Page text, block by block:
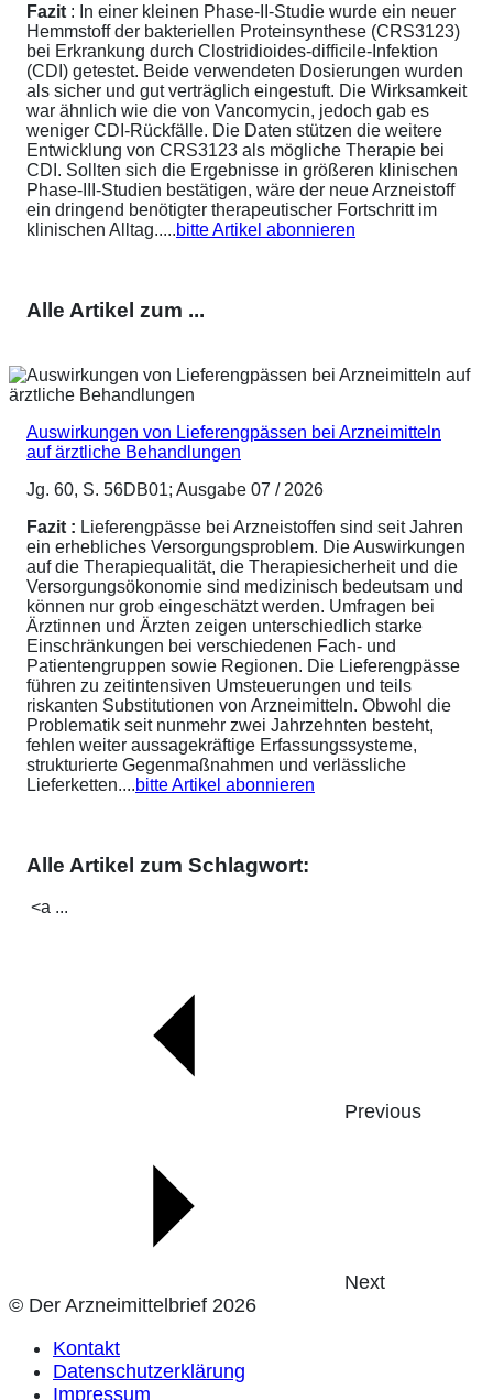
Fazit : In einer kleinen Phase-II-Studie wurde ein neuer
Hemmstoff der bakteriellen Proteinsynthese (CRS3123)
bei Erkrankung durch Clostridioides-difficile-Infektion
(CDI) getestet. Beide verwendeten Dosierungen wurden
als sicher und gut verträglich eingestuft. Die Wirksamkeit
war ähnlich wie die von Vancomycin, jedoch gab es
weniger CDI-Rückfälle. Die Daten stützen die weitere
Entwicklung von CRS3123 als mögliche Therapie bei
CDI. Sollten sich die Ergebnisse in größeren klinischen
Phase-III-Studien bestätigen, wäre der neue Arzneistoff
ein dringend benötigter therapeutischer Fortschritt im
klinischen Alltag.....bitte Artikel abonnieren
Alle Artikel zum ...
Auswirkungen von Lieferengpässen bei Arzneimitteln
auf ärztliche Behandlungen
Jg. 60, S. 56DB01; Ausgabe 07 / 2026
Fazit : Lieferengpässe bei Arzneistoffen sind seit Jahren
ein erhebliches Versorgungsproblem. Die Auswirkungen
auf die Therapiequalität, die Therapiesicherheit und die
Versorgungsökonomie sind medizinisch bedeutsam und
können nur grob eingeschätzt werden. Umfragen bei
Ärztinnen und Ärzten zeigen unterschiedlich starke
Einschränkungen bei verschiedenen Fach- und
Patientengruppen sowie Regionen. Die Lieferengpässe
führen zu zeitintensiven Umsteuerungen und teils
riskanten Substitutionen von Arzneimitteln. Obwohl die
Problematik seit nunmehr zwei Jahrzehnten besteht,
fehlen weiter aussagekräftige Erfassungssysteme,
strukturierte Gegenmaßnahmen und verlässliche
Lieferketten....bitte Artikel abonnieren
Alle Artikel zum Schlagwort:
<a ...
Previous
Next
© Der Arzneimittelbrief 2026
Kontakt
Datenschutzerklärung
Impressum